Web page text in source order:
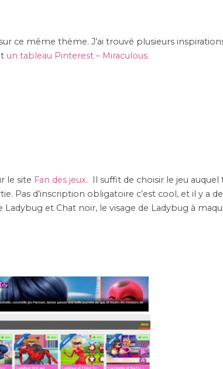
ce même thème. J’ai trouvé plusieurs
un tableau Pinterest – Miraculous.
le site Fan des jeux. Il suffit de choisir le jeu auquel
Pas d’inscription obligatoire c’est cool, et il y a de
et Chat noir, le visage de Ladybug à